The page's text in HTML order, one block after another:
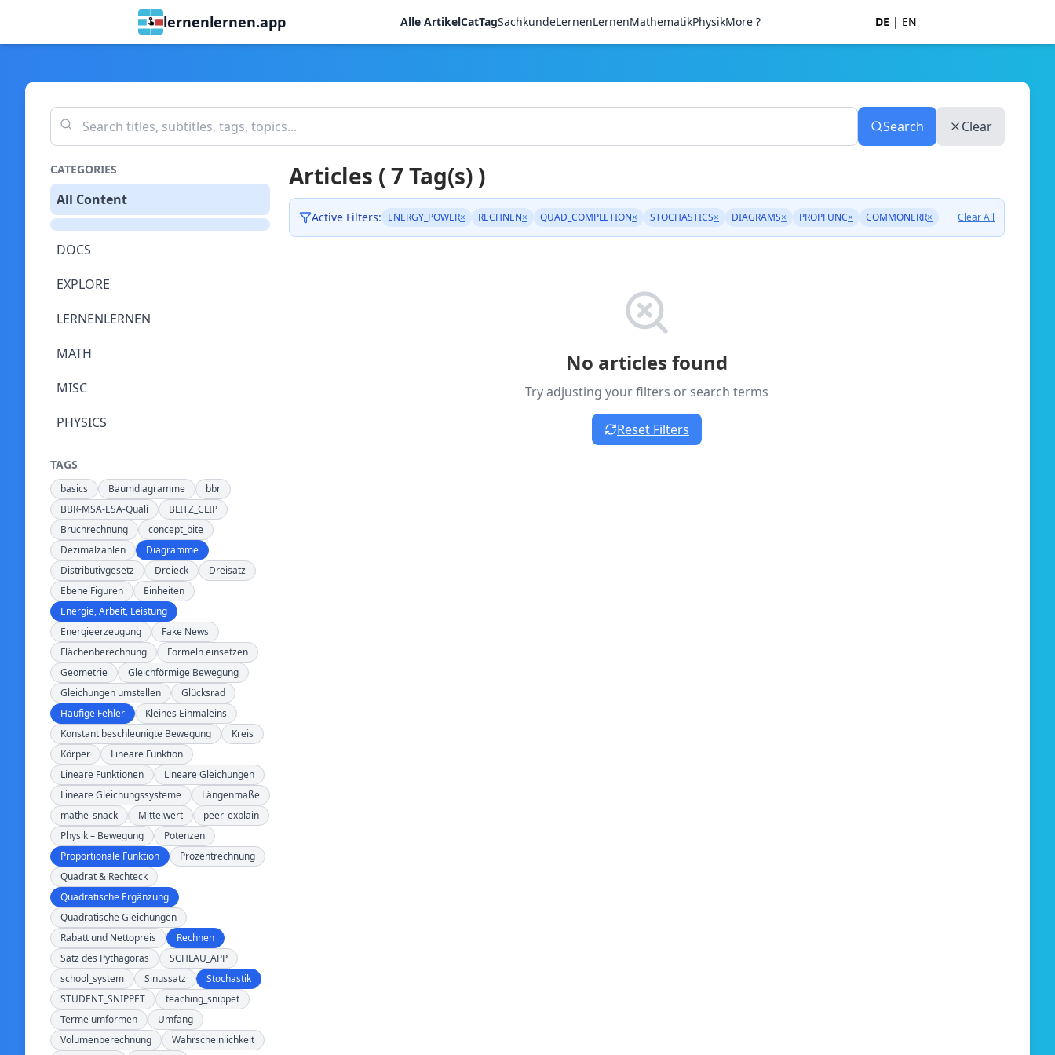
lernenlernen.app Alle ArtikelCatTagSachkundeLernenLernenMathematikPhysikMore ? DE | EN
Search Clear
CATEGORIES
All Content
DOCS
EXPLORE
LERNENLERNEN
MATH
MISC
PHYSICS
TAGS
basics Baumdiagramme
bbr
BBR-MSA-ESA-Quali
BLITZ_CLIP
Bruchrechnung
concept_bite
Dezimalzahlen
Diagramme
Distributivgesetz
Dreieck
Dreisatz
Ebene Figuren
Einheiten
Energie, Arbeit, Leistung
Energieerzeugung
Fake News
Flächenberechnung
Formeln einsetzen
Geometrie
Gleichförmige Bewegung
Gleichungen umstellen
Glücksrad
Häufige Fehler
Kleines Einmaleins
Konstant beschleunigte Bewegung
Kreis
Körper
Lineare Funktion
Lineare Funktionen
Lineare Gleichungen
Lineare Gleichungssysteme
Längenmaße
mathe_snack
Mittelwert
peer_explain
Physik – Bewegung
Potenzen
Proportionale Funktion
Prozentrechnung
Quadrat & Rechteck
Quadratische Ergänzung
Quadratische Gleichungen
Rabatt und Nettopreis
Rechnen
Satz des Pythagoras
SCHLAU_APP
school_system
Sinussatz
Stochastik
STUDENT_SNIPPET
teaching_snippet
Terme umformen
Umfang
Volumenberechnung
Wahrscheinlichkeit
Articles ( 7 Tag(s) )
Active Filters: ENERGY_POWER× RECHNEN× QUAD_COMPLETION× STOCHASTICS× DIAGRAMS× PROPFUNC× COMMONERR× Clear All
No articles found
Try adjusting your filters or search terms
Reset Filters